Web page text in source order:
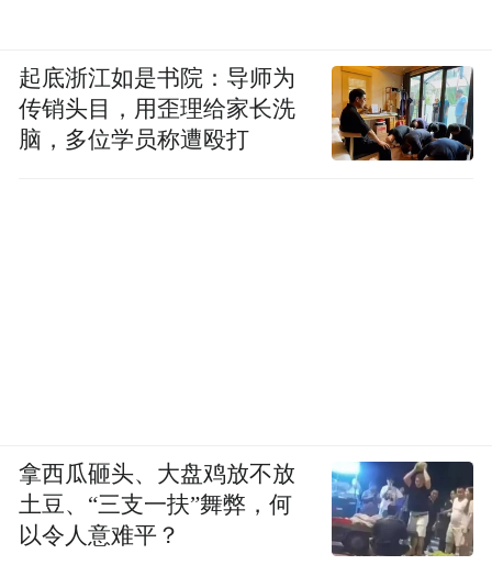
起底浙江如是书院：导师为
传销头目，用歪理给家长洗
脑，多位学员称遭殴打
拿西瓜砸头、大盘鸡放不放
土豆、“三支一扶”舞弊，何
以令人意难平？